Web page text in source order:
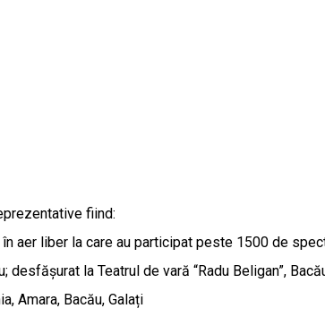
fiind:
aer liber la care au participat peste 1500 de
desfășurat la Teatrul de vară “Radu Beligan”,
Amara, Bacău, Galați